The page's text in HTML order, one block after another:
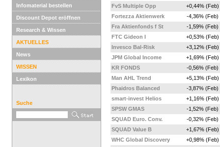
Infomaterial bestellen
Discount Depot eröffnen
Research & Wissen
AKTUELLES
News
WISSEN
Lexikon
Suche
FvS Multiple Opp
+0,44% (Feb)
Fortezza Aktienwerk
-4,36% (Feb)
Fra Aktienfonds f St
-1,59% (Feb)
FTC Gideon I
+0,53% (Feb)
Invesco Bal-Risk
+3,12% (Feb)
JPM Global Income
+1,69% (Feb)
KR FONDS
-0,56% (Feb)
Man AHL Trend
+5,13% (Feb)
Phaidros Balanced
-3,87% (Feb)
smart-invest Helios
+1,16% (Feb)
SPSW GMAS
-1,52% (Feb)
SQUAD Euro. Conv.
-0,32% (Feb)
SQUAD Value B
+1,67% (Feb)
WHC Global Discovery
+0,98% (Feb)